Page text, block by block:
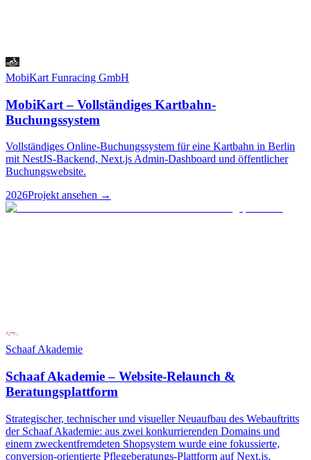
MobiKart Funracing GmbH
MobiKart – Vollständiges Kartbahn-
Buchungssystem
Vollständiges Online-Buchungssystem für eine Kartbahn in Berlin
mit NestJS-Backend, Next.js Admin-Dashboard und öffentlicher
Buchungswebsite.
2026Projekt ansehen →
Schaaf Akademie
Schaaf Akademie – Website-Relaunch &
Beratungsplattform
Strategischer, technischer und visueller Neuaufbau des Webauftritts
der Schaaf Akademie: aus zwei konkurrierenden Domains und
einem zweckentfremdeten Shopsystem wurde eine fokussierte,
conversion-orientierte Pflegeberatungs-Plattform auf Next.js.